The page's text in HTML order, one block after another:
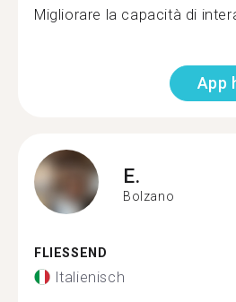
Migliorare la capacità di
App
E.
Bolzano
FLIESSEND
Italienisch